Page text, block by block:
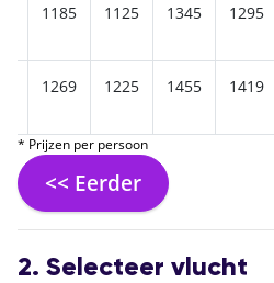
1185 1125 1345 1295
1269 1225 1455 1419
* Prijzen per persoon
<< Eerder
2. Selecteer vlucht